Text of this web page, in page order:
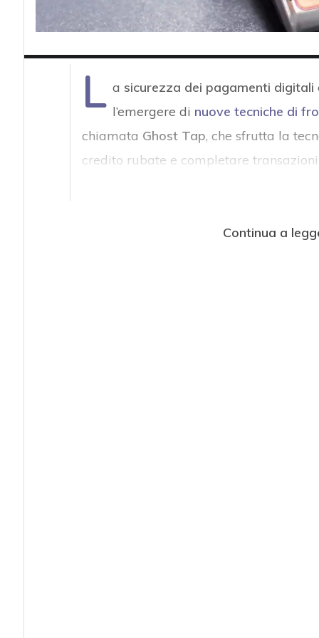
L a sicurezza dei pagamenti digitali
l’emergere di nuove tecniche di
chiamata Ghost Tap, che sfrutta la
credito rubate e completare
Continua a